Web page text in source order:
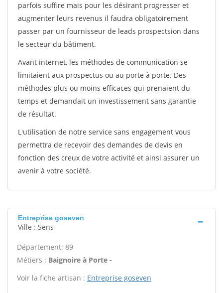
parfois suffire mais pour les désirant progresser et
augmenter leurs revenus il faudra obligatoirement
passer par un fournisseur de leads prospectsion dans
le secteur du bâtiment.
Avant internet, les méthodes de communication se
limitaient aux prospectus ou au porte à porte. Des
méthodes plus ou moins efficaces qui prenaient du
temps et demandait un investissement sans garantie
de résultat.
L'utilisation de notre service sans engagement vous
permettra de recevoir des demandes de devis en
fonction des creux de votre activité et ainsi assurer un
avenir à votre société.
Entreprise goseven
Ville : Sens
Département: 89
Métiers : Baignoire à Porte -
Voir la fiche artisan : Entreprise goseven